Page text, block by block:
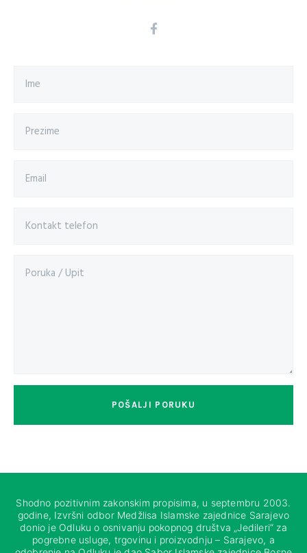
POŠALJI PORUKU
Shodno pozitivnim zakonskim propisima, u septembru 2003.
godine, Izvršni odbor Medžlisa Islamske zajednice Sarajevo
donio je Odluku o osnivanju pokopnog društva „Jedileri“ za
pogrebne usluge, trgovinu i proizvodnju – Sarajevo, a